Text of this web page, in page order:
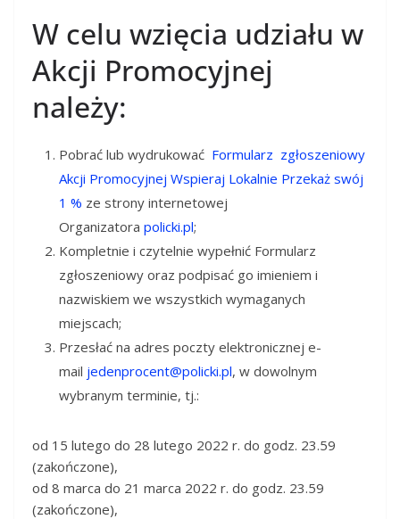
W celu wzięcia udziału w
Akcji Promocyjnej
należy:
Pobrać lub wydrukować Formularz zgłoszeniowy
Akcji Promocyjnej Wspieraj Lokalnie Przekaż swój
1 % ze strony internetowej
Organizatora policki.pl;
Kompletnie i czytelnie wypełnić Formularz
zgłoszeniowy oraz podpisać go imieniem i
nazwiskiem we wszystkich wymaganych
miejscach;
Przesłać na adres poczty elektronicznej e-
mail jedenprocent@policki.pl, w dowolnym
wybranym terminie, tj.:
od 15 lutego do 28 lutego 2022 r. do godz. 23.59
(zakończone),
od 8 marca do 21 marca 2022 r. do godz. 23.59
(zakończone),